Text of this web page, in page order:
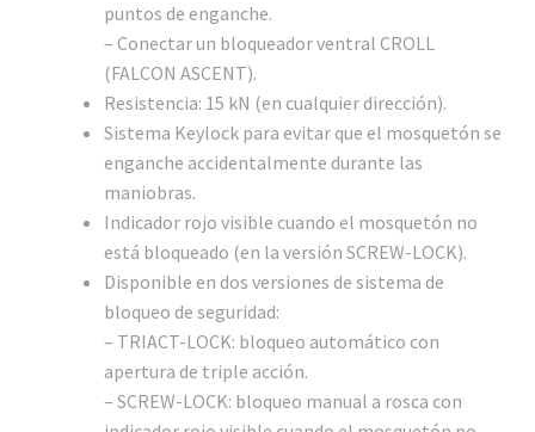
puntos de enganche.
– Conectar un bloqueador ventral CROLL
(FALCON ASCENT).
Resistencia: 15 kN (en cualquier dirección).
Sistema Keylock para evitar que el mosquetón se
enganche accidentalmente durante las
maniobras.
Indicador rojo visible cuando el mosquetón no
está bloqueado (en la versión SCREW-LOCK).
Disponible en dos versiones de sistema de
bloqueo de seguridad:
– TRIACT-LOCK: bloqueo automático con
apertura de triple acción.
– SCREW-LOCK: bloqueo manual a rosca con